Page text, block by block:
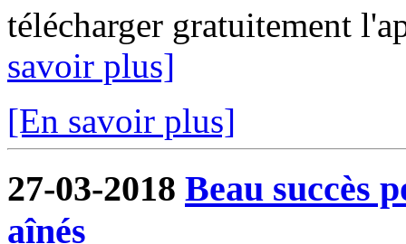
télécharger gratuitement
savoir plus]
[En savoir plus]
27-03-2018 Beau succès
aînés